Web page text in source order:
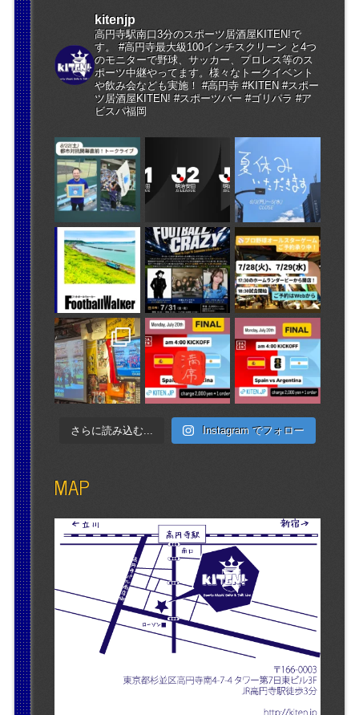
kitenjp
高円寺駅南口3分のスポーツ居酒屋KITEN!で
す。 #高円寺最大級100インチスクリーン と4つ
のモニターで野球、サッカー、プロレス等のス
ポーツ中継やってます。様々なトークイベント
や飲み会なども実施！ #高円寺 #KITEN #スポー
ツ居酒屋KITEN! #スポーツバー #ゴリパラ #ア
ビスパ福岡
さらに読み込む... Instagram でフォロー
MAP